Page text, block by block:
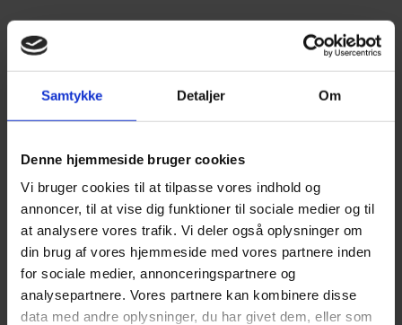
Samtykke Detaljer Om
Denne hjemmeside bruger cookies
Vi bruger cookies til at tilpasse vores indhold og
annoncer, til at vise dig funktioner til sociale medier og til
at analysere vores trafik. Vi deler også oplysninger om
din brug af vores hjemmeside med vores partnere inden
for sociale medier, annonceringspartnere og
analysepartnere. Vores partnere kan kombinere disse
data med andre oplysninger, du har givet dem, eller som
FÅ EN PRIS PÅ DINE VELUX
VINDUER
Vil du have mere lys og frisk luft i dit hjem? Kontakt Riis &
Bisgaard, og lad os hjælpe dig med at finde de perfekte
KONTAKT 31 16 08 21